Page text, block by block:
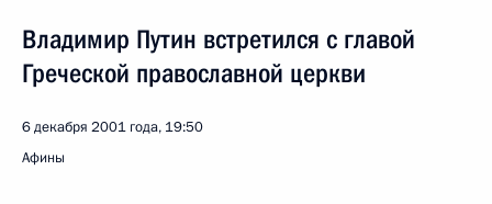
Владимир Путин встретился с главой
Греческой православной церкви
6 декабря 2001 года, 19:50
Афины